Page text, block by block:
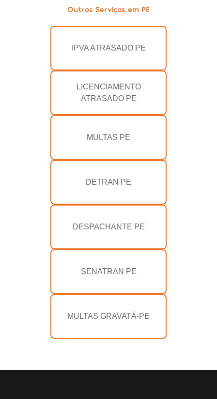
Outros Serviços em PE
IPVA ATRASADO PE
LICENCIAMENTO
ATRASADO PE
MULTAS PE
DETRAN PE
DESPACHANTE PE
SENATRAN PE
MULTAS GRAVATÁ-PE